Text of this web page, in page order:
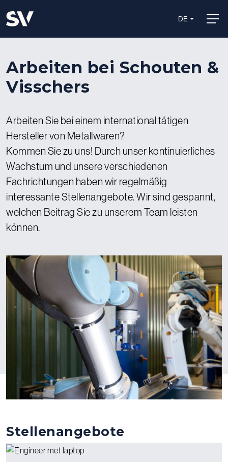
DE
Arbeiten bei Schouten &
Visschers
Arbeiten Sie bei einem international tätigen
Hersteller von Metallwaren?
Kommen Sie zu uns! Durch unser kontinuierliches
Wachstum und unsere verschiedenen
Fachrichtungen haben wir regelmäßig
interessante Stellenangebote. Wir sind gespannt,
welchen Beitrag Sie zu unserem Team leisten
können.
Stellenangebote